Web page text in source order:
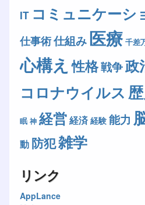
IT コミュニケーシ
仕事術仕組み医療 千差
心構え 性格戦争政
コロナウイルス
眠 神 経営経済 経験 能力
動 防犯雑学
リンク
AppLance